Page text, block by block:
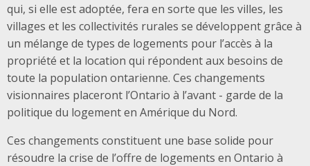
qui, si elle est adoptée, fera en sorte que les villes, les
villages et les collectivités rurales se développent grâce à
un mélange de types de logements pour l’accès à la
propriété et la location qui répondent aux besoins de
toute la population ontarienne. Ces changements
visionnaires placeront l’Ontario à l’avant - garde de la
politique du logement en Amérique du Nord.
Ces changements constituent une base solide pour
résoudre la crise de l’offre de logements en Ontario à